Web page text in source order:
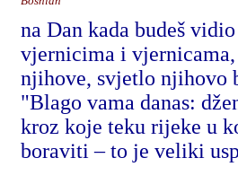
na Dan kada budeš
vjernicima i vjernicama,
njihove, svjetlo njihovo
"Blago vama danas:
kroz koje teku rijeke u
boraviti – to je veliki